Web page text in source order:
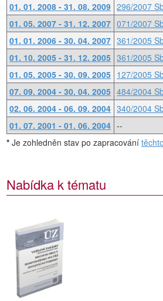
01. 01. 2008 - 31. 08. 2009 296/2007
01. 05. 2007 - 31. 12. 2007 071/2007
01. 01. 2006 - 30. 04. 2007 361/2005
01. 10. 2005 - 31. 12. 2005 361/2005
01. 05. 2005 - 30. 09. 2005 127/2005
07. 09. 2004 - 30. 04. 2005 484/2004
02. 06. 2004 - 06. 09. 2004 340/2004
01. 07. 2001 - 01. 06. 2004 --
* Je zohledněn stav po zapracování
Nabídka k tématu